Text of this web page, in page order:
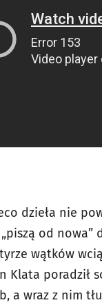
dzieła nie
od
wątków
Klata poradził
a wraz z nim